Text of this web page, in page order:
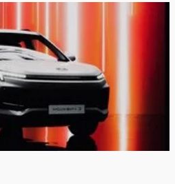
дверей при
дверей при
детские замки дверей